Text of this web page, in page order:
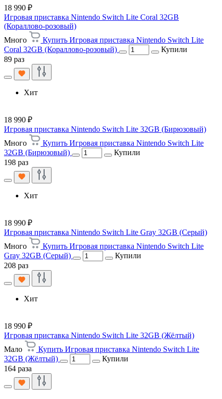
18 990 ₽
Игровая приставка Nintendo Switch Lite Coral 32GB
(Кораллово-розовый)
Много
Купить Игровая приставка Nintendo Switch Lite
Coral 32GB (Кораллово-розовый)
Купили
89 раз
Хит
18 990 ₽
Игровая приставка Nintendo Switch Lite 32GB (Бирюзовый)
Много
Купить Игровая приставка Nintendo Switch Lite
32GB (Бирюзовый)
Купили
198 раз
Хит
18 990 ₽
Игровая приставка Nintendo Switch Lite Gray 32GB (Серый)
Много
Купить Игровая приставка Nintendo Switch Lite
Gray 32GB (Серый)
Купили
208 раз
Хит
18 990 ₽
Игровая приставка Nintendo Switch Lite 32GB (Жёлтый)
Мало
Купить Игровая приставка Nintendo Switch Lite
32GB (Жёлтый)
Купили
164 раза